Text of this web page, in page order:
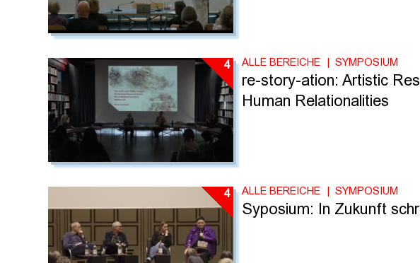
4 ALLE BEREICHE SYMPOSIUM
re-story-ation: Artistic
Human Relationalities
4 ALLE BEREICHE SYMPOSIUM
Syposium: In Zukunft